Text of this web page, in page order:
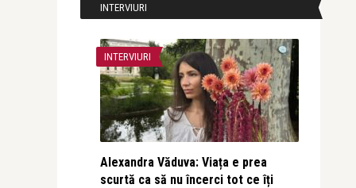
INTERVIURI
INTERVIURI
Alexandra Văduva: Viața e prea
scurtă ca să nu încerci tot ce îți